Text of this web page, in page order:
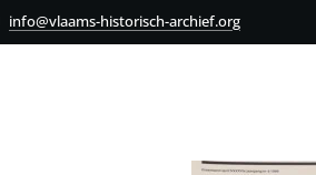
info@vlaams-historisch-archief.org